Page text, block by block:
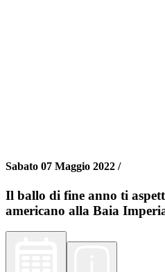
Sabato 07 Maggio 2022 /
Il ballo di fine anno ti
americano alla Baia